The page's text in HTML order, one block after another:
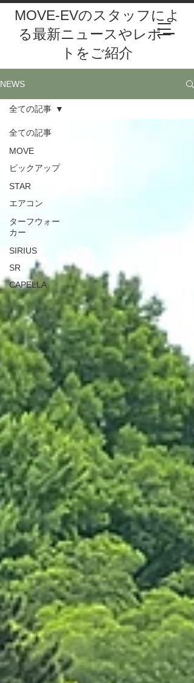
MOVE-EVのスタッフによ
る最新ニュースやレポー
トをご紹介
NEWS
全ての記事
MOVE
ピックアップ
STAR
エアコン
ターフウォー
カー
SIRIUS
SR
CAPELLA
全ての記事